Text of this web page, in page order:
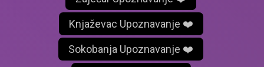
Knjaževac Upoznavanje ❤️
Sokobanja Upoznavanje ❤️